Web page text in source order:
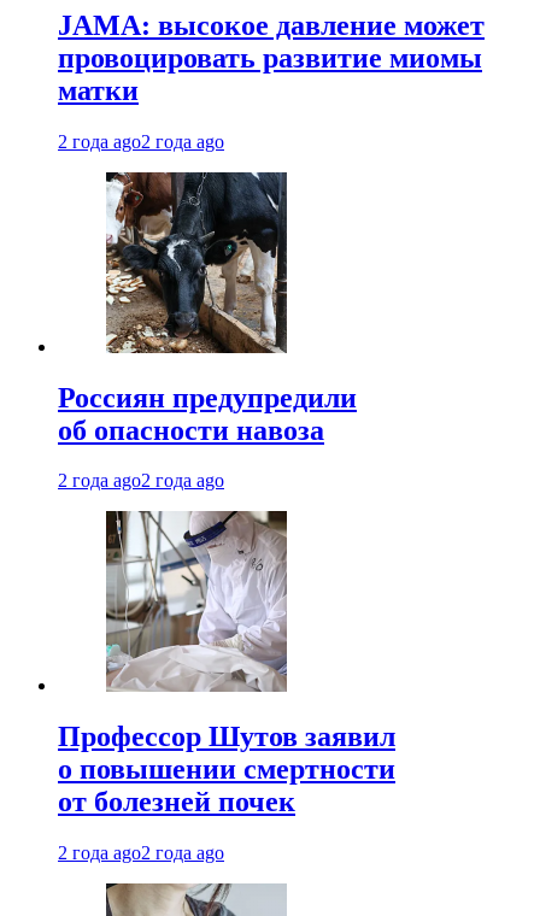
JAMA: высокое давление может
провоцировать развитие миомы
матки
2 года ago2 года ago
Россиян предупредили
об опасности навоза
2 года ago2 года ago
Профессор Шутов заявил
о повышении смертности
от болезней почек
2 года ago2 года ago